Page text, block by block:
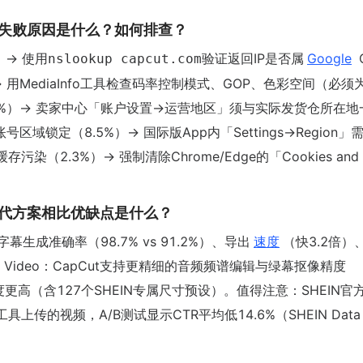
败原因是什么？如何排查？
→ 使用nslookup capcut.com验证返回IP是否属 Google
工具检查码率控制模式、GOP、色彩空间（必须
→ 卖家中心「账户设置→运营地区」须与实际发货仓所在地
区域锁定（8.5%）→ 国际版App内「Settings→Region」
污染（2.3%）→ 强制清除Chrome/Edge的「Cookies
方案相比优缺点是什么？
生成准确率（98.7% vs 91.2%）、导出 速度
（快3.2倍）
：CapCut支持更精细的音频频谱编辑与绿幕抠像精度
高（含127个SHEIN专属尺寸预设）。值得注意：SHEIN官
上传的视频，A/B测试显示CTR平均低14.6%（SHEIN